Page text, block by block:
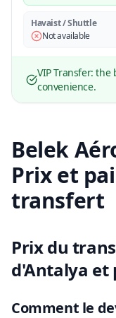
Havaist / Shuttle
Not available
VIP Transfer: the
convenience.
Belek
Prix et
transfert
Prix du
d'Antalya et
Comment le